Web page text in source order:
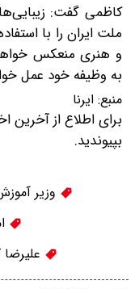
کاظمی گفت:
ملت ایران را با
و هنری منعکس
به وظیفه خود عمل
منبع: ایرنا
برای اطلاع از آخرین
بپیوندید.
وزیر